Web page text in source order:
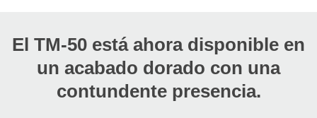
El TM-50 está ahora disponible en
un acabado dorado con una
contundente presencia.